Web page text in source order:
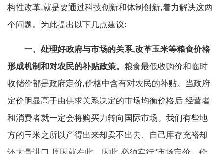
构性改革,就是要通过科技创新和体制创新,着力解决这两
个问题。为此提出以下几点建议:
一、处理好政府与市场的关系,改革玉米等粮食价格
形成机制和对农民的补贴政策。 粮食最低收购价和临时
收储价都是政府定价,价格中含有对农民的补贴。当政府
定价明显高于由供求关系决定的市场均衡价格后,经营者
和消费者就一定会将购买力转向国际市场。我们有些地
方的玉米之所以产得出来却卖不出去、自己库存充裕却